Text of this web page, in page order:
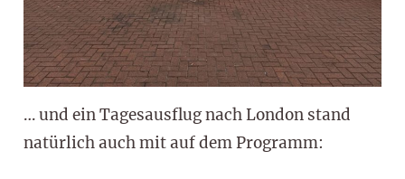
… und ein Tagesausflug nach London stand
natürlich auch mit auf dem Programm: